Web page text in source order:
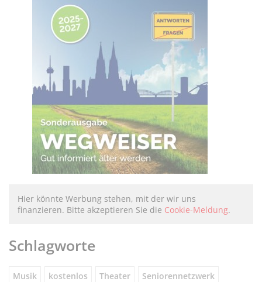
Hier könnte Werbung stehen, mit der wir uns
finanzieren. Bitte akzeptieren Sie die Cookie-Meldung.
Schlagworte
Musik kostenlos Theater Seniorennetzwerk